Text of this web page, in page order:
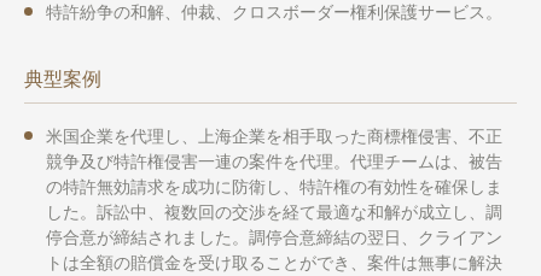
特許紛争の和解、仲裁、クロスボーダー権利保護サービス。
典型案例
米国企業を代理し、上海企業を相手取った商標権侵害、不正
競争及び特許権侵害一連の案件を代理。代理チームは、被告
の特許無効請求を成功に防衛し、特許権の有効性を確保しま
した。訴訟中、複数回の交渉を経て最適な和解が成立し、調
停合意が締結されました。調停合意締結の翌日、クライアン
トは全額の賠償金を受け取ることができ、案件は無事に解決